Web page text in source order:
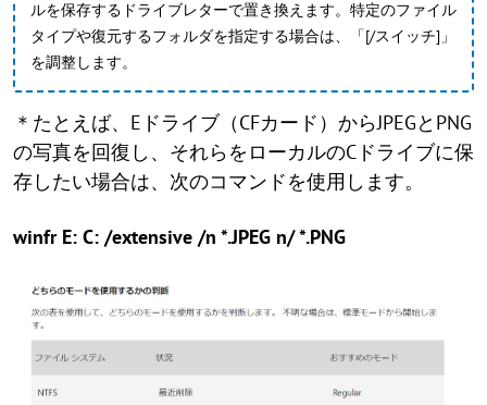
ルを保存するドライブレターで置き換えます。特定のファイル
タイプや復元するフォルダを指定する場合は、「[/スイッチ]」
を調整します。
＊たとえば、Eドライブ（CFカード）からJPEGとPNG
の写真を回復し、それらをローカルのCドライブに保
存したい場合は、次のコマンドを使用します。
winfr E: C: /extensive /n *.JPEG n/ *.PNG